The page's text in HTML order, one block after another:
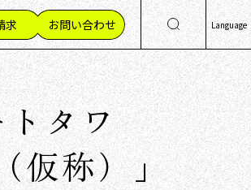
求 お問い合わせ Language
日
简
繁
タワ
仮称）」